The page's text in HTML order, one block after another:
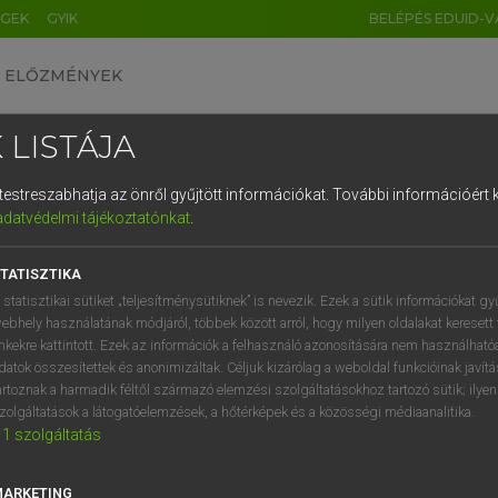
GYIK BELÉPÉS EDUID-
ELŐZMÉNYEK
szótár
VAN ELŐFIZETÉSED?
megtekintéséhez.
LISTÁJA
az önről gyűjtött információkat. További információért
tájékoztatónkat.
statisztikai sütiket „teljesítménysütiknek” is nevezik. Ezek a sütik információkat
használatának módjáról, többek között arról, hogy milyen oldalakat keresett
kattintott. Ezek az információk a felhasználó azonosítására nem
összesítettek és anonimizáltak. Céljuk kizárólag a weboldal funkcióinak
a harmadik féltől származó elemzési szolgáltatásokhoz tartozó sütik;
a látogatóelemzések, a hőtérképek és a közösségi médiaanalitika.
1 szolgáltatás
DE CN FR ES IT NL
1 2 3 4 5 6 7 8 9
q w e r t z u i
a s d f g h j k l é
í y x c v b n m , .